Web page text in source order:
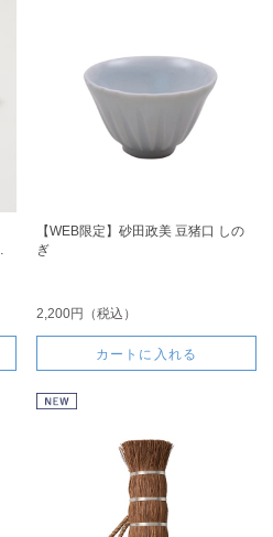
【WEB限定】砂田政美 豆猪口 しの
ぎ
2,200円（税込）
カートに入れる